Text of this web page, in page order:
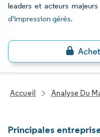
leaders et acteurs
d'impression gérés.
Accueil Analyse Du
Principales